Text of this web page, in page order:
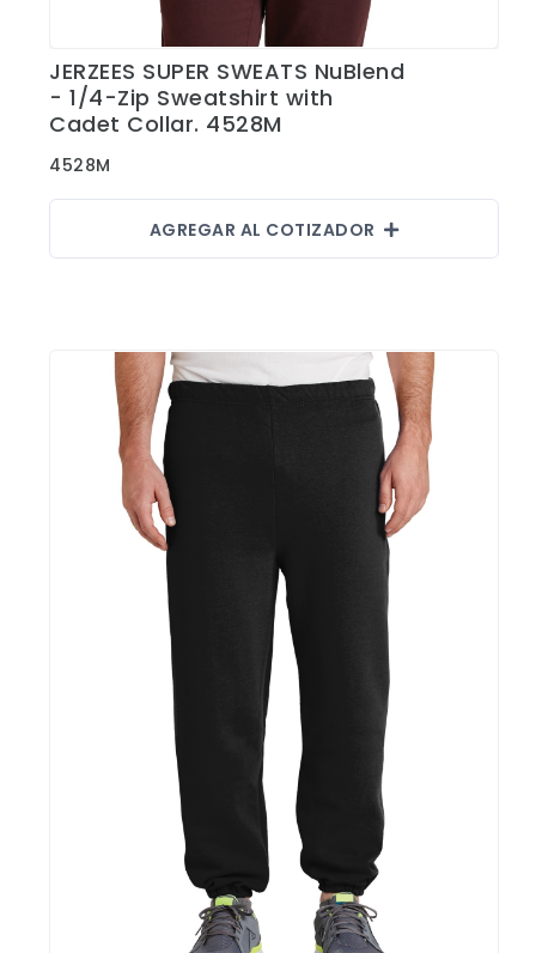
Ver Detalles
JERZEES SUPER SWEATS NuBlend
- 1/4-Zip Sweatshirt with
Cadet Collar. 4528M
4528M
AGREGAR AL COTIZADOR